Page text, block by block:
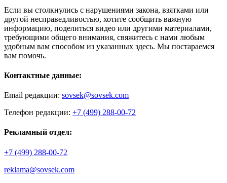
Если вы столкнулись с нарушениями закона, взятками или
другой несправедливостью, хотите сообщить важную
информацию, поделиться видео или другими материалами,
требующими общего внимания, свяжитесь с нами любым
удобным вам способом из указанных здесь. Мы постараемся
вам помочь.
Контактные данные:
Email редакции: sovsek@sovsek.com
Телефон редакции: +7 (499) 288-00-72
Рекламный отдел:
+7 (499) 288-00-72
reklama@sovsek.com